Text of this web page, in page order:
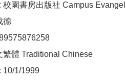
校園書房出版社 Campus
德
繁體 Traditional Chinese
10/1/1999